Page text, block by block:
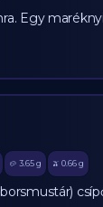
Egy
🥔 3.65g 🫒 0.66 g